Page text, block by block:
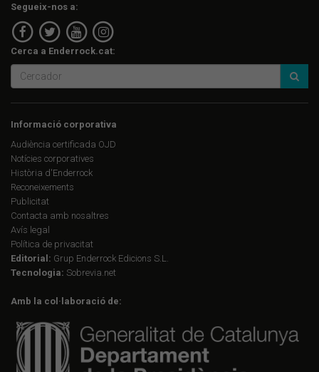
Segueix-nos a:
Cerca a Enderrock.cat:
Informació corporativa
Audiència certificada OJD
Notícies corporatives
Història d'Enderrock
Reconeixements
Publicitat
Contacta amb nosaltres
Avís legal
Política de privacitat
Editorial: Grup Enderrock Edicions S.L.
Tecnologia: Sobrevia.net
Amb la col·laboració de: